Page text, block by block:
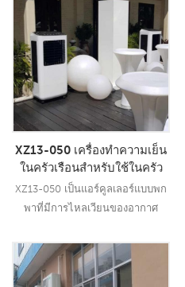
XZ13-050 เครื่องทำความเย็น
ในครัวเรือนสำหรับใช้ในครัว
เรือนเครื่องทำอากาศเย็นแบบ
พกพา
XZ13-050 เป็นแอร์คูลเลอร์แบบพก
พาที่มีการไหลเวียนของอากาศ
รีโมทคอนโทรล
อ่านเพิ่มเติม